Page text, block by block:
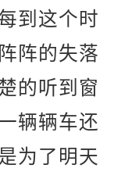
到这个时
阵的失落
的听到窗
辆辆车还
为了明天